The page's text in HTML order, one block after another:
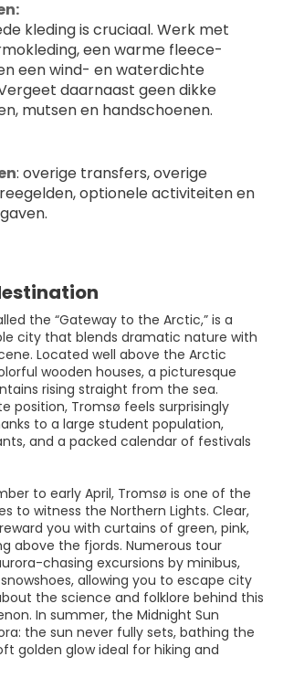
kleding is cruciaal. Werk met
een warme fleece-
een wind- en waterdichte
daarnaast geen dikke
mutsen en handschoenen.
: overige transfers, overige
optionele activiteiten en
the “Gateway to the Arctic,” is a
city that blends dramatic nature with
Located well above the Arctic
wooden houses, a picturesque
rising straight from the sea.
position, Tromsø feels surprisingly
to a large student population,
and a packed calendar of festivals
to early April, Tromsø is one of the
to witness the Northern Lights. Clear,
you with curtains of green, pink,
above the fjords. Numerous tour
chasing excursions by minibus,
allowing you to escape city
the science and folklore behind this
In summer, the Midnight Sun
the sun never fully sets, bathing the
golden glow ideal for hiking and